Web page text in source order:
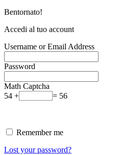
Bentornato!
Accedi al tuo account
Username or Email Address
Password
Math Captcha
54 +
= 56
Remember me
Lost your password?